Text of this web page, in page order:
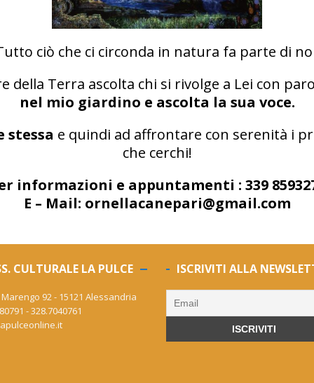
ciò che ci circonda in natura fa parte di
della Terra ascolta chi si rivolge a Lei con
nel mio giardino e ascolta la sua voce.
e quindi ad affrontare con serenità i
che cerchi!
informazioni e appuntamenti : 339
E – Mail: ornellacanepari@gmail.com
CULTURALE LA PULCE
92 - 15121 Alessandria
- 328.7040761
ISCRIVITI ALLA